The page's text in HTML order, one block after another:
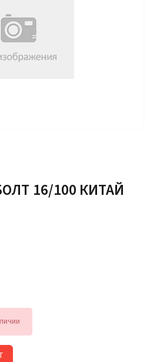
16/100 КИТАЙ